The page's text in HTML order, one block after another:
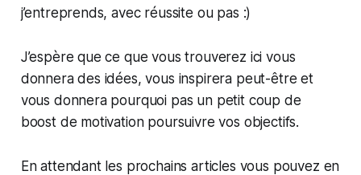
j’entreprends, avec réussite ou pas :)
J’espère que ce que vous trouverez ici vous
donnera des idées, vous inspirera peut-être et
vous donnera pourquoi pas un petit coup de
boost de motivation poursuivre vos objectifs.
En attendant les prochains articles vous pouvez en